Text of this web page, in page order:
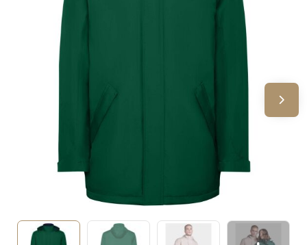
Verjaardagen
Voetbal, EK en WK
Zomergeschenken
Zomerpakketten